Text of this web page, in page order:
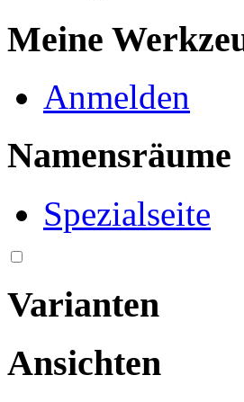
Meine
Anmelden
Namensräume
Spezialseite
Varianten
Ansichten